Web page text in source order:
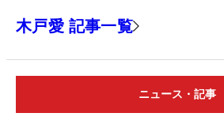
木戸愛 記事一覧
ニュース・記事